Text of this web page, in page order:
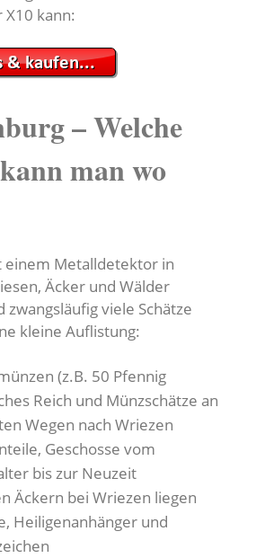
kann:
– Welche
man wo
einem Metalldetektor in
Äcker und Wälder
zwangsläufig viele Schätze
kleine Auflistung:
(z.B. 50 Pfennig
Reich und Münzschätze an
Wegen nach Wriezen
Geschosse vom
bis zur Neuzeit
Äckern bei Wriezen liegen
Heiligenanhänger und